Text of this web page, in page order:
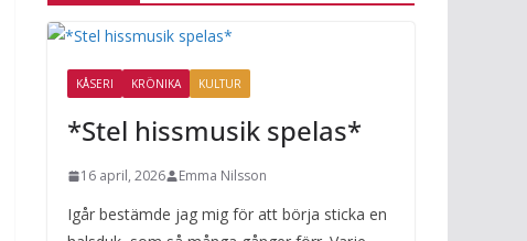
KÅSERI KRÖNIKA KULTUR
*Stel hissmusik spelas*
16 april, 2026 Emma Nilsson
Igår bestämde jag mig för att börja sticka en